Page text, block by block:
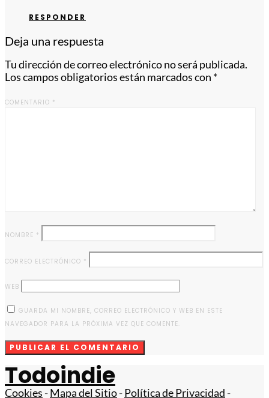
RESPONDER
Deja una respuesta
Tu dirección de correo electrónico no será publicada.
Los campos obligatorios están marcados con *
COMENTARIO *
NOMBRE *
CORREO ELECTRÓNICO *
WEB
GUARDA MI NOMBRE, CORREO ELECTRÓNICO Y WEB EN ESTE
NAVEGADOR PARA LA PRÓXIMA VEZ QUE COMENTE.
Todoindie
Cookies -Mapa del Sitio-Política de Privacidad -